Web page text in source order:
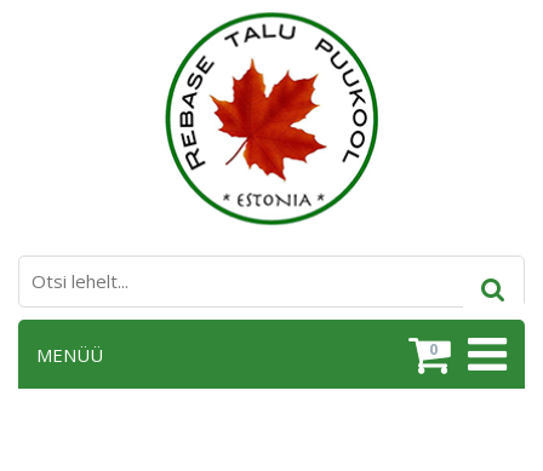
0
MENÜÜ